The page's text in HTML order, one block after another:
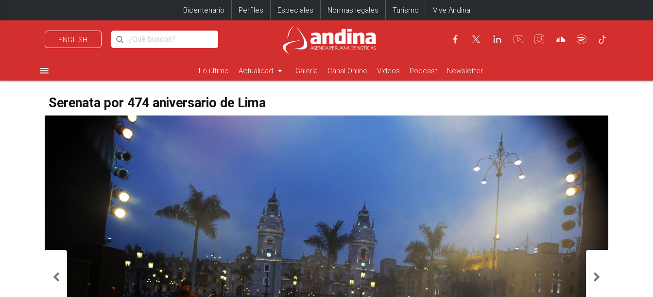
Bicentenario Perfiles Especiales Normas legales Turismo Vive Andina
ENGLISH
menu Lo último Actualidad arrow_drop_down Galería Canal Online Videos Podcast Newsletter
Serenata por 474 aniversario de Lima